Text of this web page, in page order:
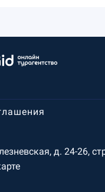
д. 24-26,